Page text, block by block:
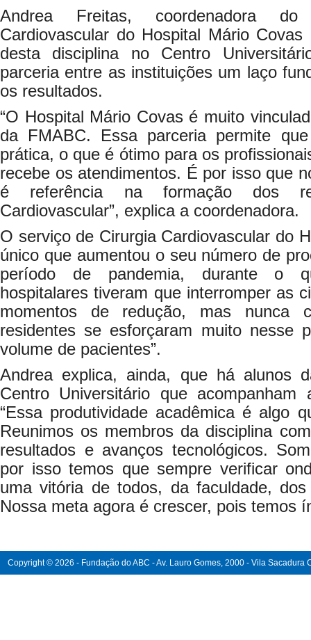
Andrea Freitas, coordenadora
Cardiovascular do Hospital Mário
desta disciplina no Centro
parceria entre as instituições um laço
os resultados.
“O Hospital Mário Covas é muito
da FMABC. Essa parceria permite
prática, o que é ótimo para os
recebe os atendimentos. É por isso que
é referência na formação dos
Cardiovascular”, explica a coordenadora.
O serviço de Cirurgia Cardiovascular do
único que aumentou o seu número de
período de pandemia, durante o
hospitalares tiveram que interromper as
momentos de redução, mas nunca
residentes se esforçaram muito nesse
volume de pacientes”.
Andrea explica, ainda, que há alunos
Centro Universitário que acompanham
“Essa produtividade acadêmica é algo
Reunimos os membros da disciplina
resultados e avanços tecnológicos.
por isso temos que sempre verificar
uma vitória de todos, da faculdade,
Nossa meta agora é crescer, pois temos
Copyright © 2026 - Fundação do ABC - Av. Lauro Gomes, 2000 - Vila